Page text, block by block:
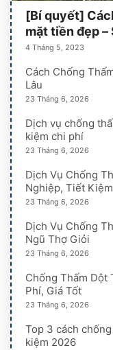
[Bí quyết]
mặt tiền đẹp –
4 Tháng 5, 2023
Cách Chống
Lâu
23 Tháng 6, 2026
Dịch vụ chống
kiệm chi phí
23 Tháng 6, 2026
Dịch Vụ Chống
Nghiệp, Tiết Kiệm
23 Tháng 6, 2026
Dịch Vụ Chống
Ngũ Thợ Giỏi
23 Tháng 6, 2026
Chống Thấm Dột
Phí, Giá Tốt
23 Tháng 6, 2026
Top 3 cách
kiệm 2026